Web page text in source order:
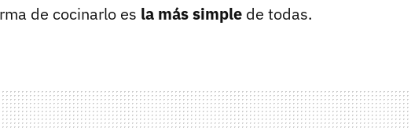
de cocinarlo es la más simple de todas.